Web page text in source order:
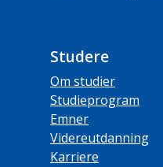
Studere
Om studier
Studieprogram
Emner
Videreutdanning
Karriere